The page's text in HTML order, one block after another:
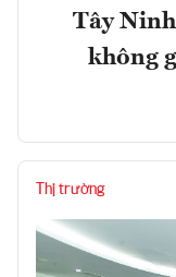
Tây
không
Thị trường